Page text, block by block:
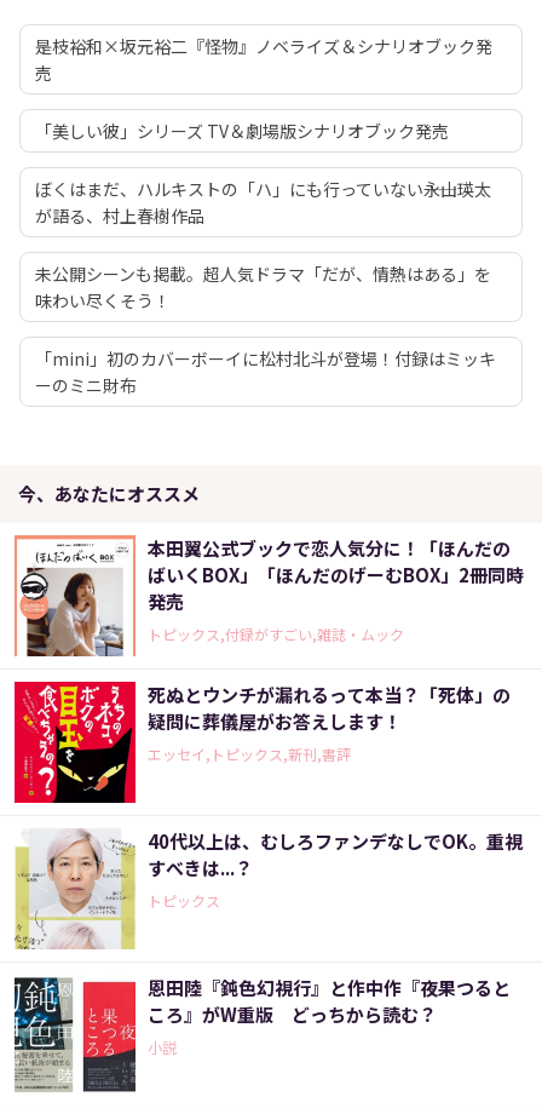
是枝裕和×坂元裕二『怪物』ノベライズ＆シナリオブック発
売
「美しい彼」シリーズ TV＆劇場版シナリオブック発売
ぼくはまだ、ハルキストの「ハ」にも行っていない――永山瑛太
が語る、村上春樹作品
未公開シーンも掲載。超人気ドラマ「だが、情熱はある」を
味わい尽くそう！
「mini」初のカバーボーイに松村北斗が登場！付録はミッキ
ーのミニ財布
今、あなたにオススメ
本田翼公式ブックで恋人気分に！「ほんだの
ばいくBOX」「ほんだのげーむBOX」2冊同時
発売
トピックス,付録がすごい,雑誌・ムック
死ぬとウンチが漏れるって本当？「死体」の
疑問に葬儀屋がお答えします！
エッセイ,トピックス,新刊,書評
40代以上は、むしろファンデなしでOK。重視
すべきは...？
トピックス
恩田陸『鈍色幻視行』と作中作『夜果つると
ころ』がW重版 どっちから読む？
小説